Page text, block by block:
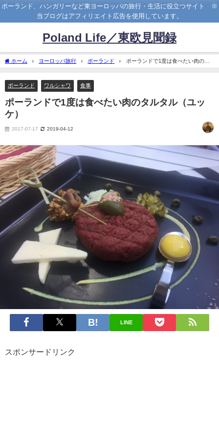
ポーランド、ハンガリーなど東ヨーロッパの旅行・生活に役立つサイト ※
当ブログはアフィリエイト広告を使用しています。
Poland Life／東欧見聞録
ホーム ヨーロッパ旅行 ポーランド
ポーランドで1度は食べたい肉のタ
ルタル（ユッケ）
ポーランド ワルシャワ 食事
ポーランドで1度は食べたい肉のタルタル（ユッ
ケ）
2017-07-17 2019-04-12
LINE
スポンサードリンク